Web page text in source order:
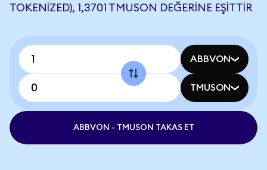
TOKENIZED), 1,3701 TMUSON DEĞERINE EŞITTIR
ABBVON
TMUSON
ABBVON - TMUSON TAKAS ET